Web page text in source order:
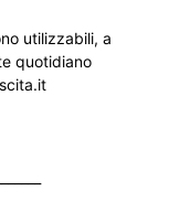
utilizzabili, a
quotidiano